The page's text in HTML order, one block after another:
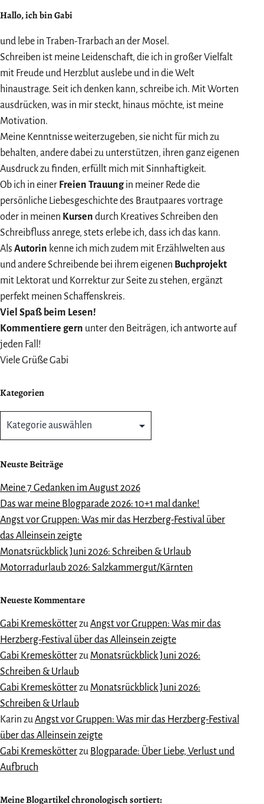
Hallo, ich bin Gabi
und lebe in Traben-Trarbach an der Mosel.
Schreiben ist meine Leidenschaft, die ich in großer Vielfalt
mit Freude und Herzblut auslebe und in die Welt
hinaustrage. Seit ich denken kann, schreibe ich. Mit Worten
ausdrücken, was in mir steckt, hinaus möchte, ist meine
Motivation.
Meine Kenntnisse weiterzugeben, sie nicht für mich zu
behalten, andere dabei zu unterstützen, ihren ganz eigenen
Ausdruck zu finden, erfüllt mich mit Sinnhaftigkeit.
Ob ich in einer Freien Trauungin meiner Rede die
persönliche Liebesgeschichte des Brautpaares vortrage
oder in meinen Kursen durch Kreatives Schreiben den
Schreibfluss anrege, stets erlebe ich, dass ich das kann.
Als Autorin kenne ich mich zudem mit Erzählwelten aus
und andere Schreibende bei ihrem eigenen Buchprojekt
mit Lektorat und Korrektur zur Seite zu stehen, ergänzt
perfekt meinen Schaffenskreis.
Viel Spaß beim Lesen!
Kommentiere gern unter den Beiträgen, ich antworte auf
jeden Fall!
Viele Grüße Gabi
Kategorien
Kategorien
Neuste Beiträge
Meine 7 Gedanken im August 2026
Das war meine Blogparade 2026: 10+1 mal danke!
Angst vor Gruppen: Was mir das Herzberg-Festival über
das Alleinsein zeigte
Monatsrückblick Juni 2026: Schreiben & Urlaub
Motorradurlaub 2026: Salzkammergut/Kärnten
Neueste Kommentare
Gabi KremeskötterzuAngst vor Gruppen: Was mir das
Herzberg-Festival über das Alleinsein zeigte
Gabi Kremeskötterzu Monatsrückblick Juni 2026:
Schreiben & Urlaub
Gabi Kremeskötterzu Monatsrückblick Juni 2026:
Schreiben & Urlaub
Karin zuAngst vor Gruppen: Was mir das Herzberg-Festival
über das Alleinsein zeigte
Gabi Kremeskötterzu Blogparade: Über Liebe, Verlust und
Aufbruch
Meine Blogartikel chronologisch sortiert: